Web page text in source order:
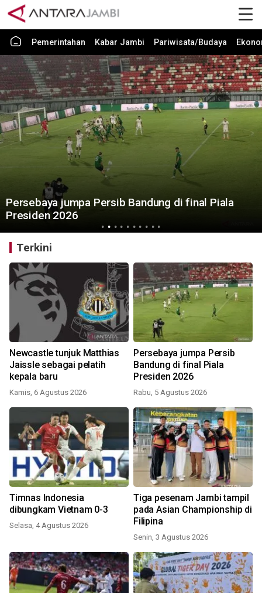
Pemerintahan Kabar Jambi Pariwisata/Budaya
Persebaya jumpa Persib Bandung di final Piala
Presiden 2026
Terkini
Newcastle tunjuk Matthias
Jaissle sebagai pelatih
kepala baru
Kamis, 6 Agustus 2026
Persebaya jumpa Persib
Bandung di final Piala
Presiden 2026
Rabu, 5 Agustus 2026
Timnas Indonesia
dibungkam Vietnam 0-3
Selasa, 4 Agustus 2026
Tiga pesenam Jambi tampil
pada Asian Championship di
Filipina
Senin, 3 Agustus 2026